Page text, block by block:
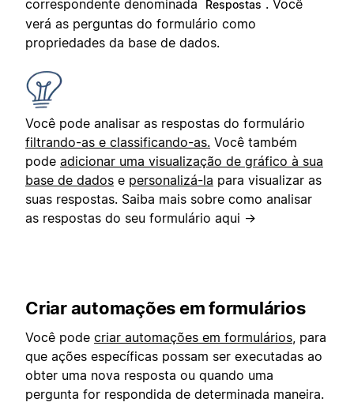
correspondente denominada Respostas . Você
verá as perguntas do formulário como
propriedades da base de dados.
Você pode analisar as respostas do formulário
filtrando-as e classificando-as. Você também
pode adicionar uma visualização de gráfico à sua
base de dados e personalizá-la para visualizar as
suas respostas. Saiba mais sobre como analisar
as respostas do seu formulário aqui →
Criar automações em formulários
Você pode criar automações em formulários , para
que ações específicas possam ser executadas ao
obter uma nova resposta ou quando uma
pergunta for respondida de determinada maneira.